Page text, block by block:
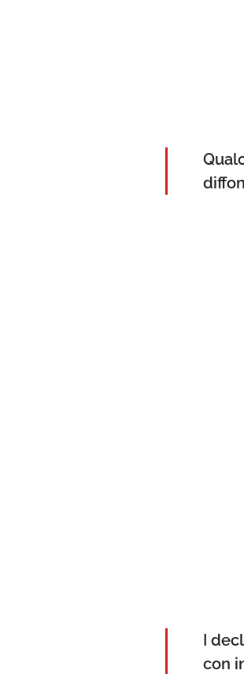
I
con